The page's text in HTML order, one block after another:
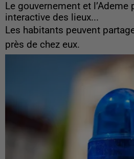
Le gouvernement et
interactive des lieux...
Les habitants peuvent
près de chez eux.